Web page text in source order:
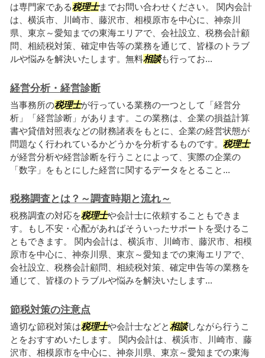
は専門家である税理士までお問い合わせください。 関内会計
は、横浜市、川崎市、藤沢市、相模原市を中心に、神奈川
県、東京～愛知までの東海エリアで、会社設立、税務会計顧
問、相続税対策、確定申告等の業務を通じて、皆様のトラブ
ルや悩みを解決いたします。無料相談も行ってお...
経営分析・経営診断
当事務所の税理士が行っている業務の一つとして「経営分
析」「経営診断」があります。この業務は、企業の損益計算
書や貸借対照表などの財務諸表をもとに、企業の経営状態が
問題なく行われているかどうかを分析するものです。 税理士
が経営分析や経営診断を行うことによって、実際の企業の
「数字」をもとにした経営に関するデータをとること...
税務調査とは？～調査時期と流れ～
税務調査の対応を税理士や会計士に依頼することもできま
す。もし不安・心配があればそういったサポートを受けるこ
ともできます。 関内会計は、横浜市、川崎市、藤沢市、相模
原市を中心に、神奈川県、東京～愛知までの東海エリアで、
会社設立、税務会計顧問、相続税対策、確定申告等の業務を
通じて、皆様のトラブルや悩みを解決いたします...
節税対策の注意点
適切な節税対策は税理士や会計士などと相談しながら行うこ
とをおすすめいたします。 関内会計は、横浜市、川崎市、藤
沢市、相模原市を中心に、神奈川県、東京～愛知までの東海